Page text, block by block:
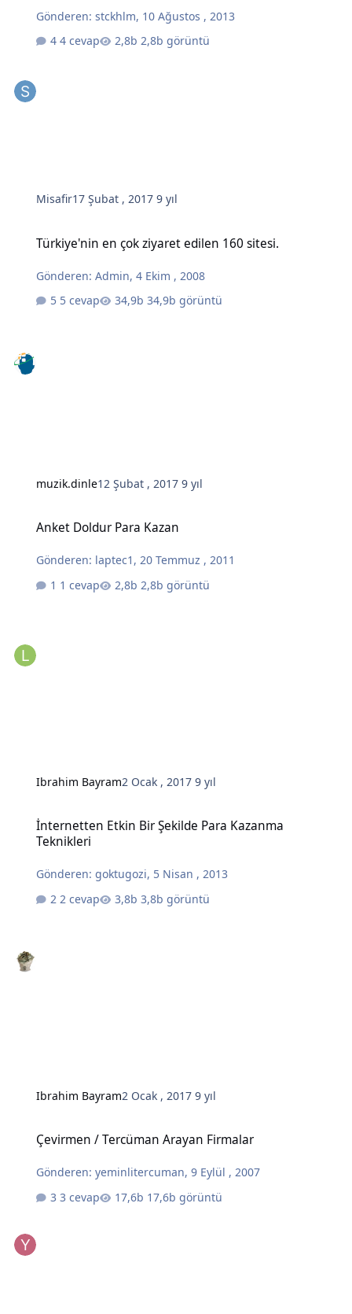
Gönderen:stckhlm, 10 Ağustos , 2013
4 cevap
2,8b görüntü
Misafir17 Şubat , 20179 yıl
Türkiye'nin en çok ziyaret edilen 160 sitesi.
Gönderen:Admin,4 Ekim , 2008
5 cevap
34,9b görüntü
muzik.dinle12 Şubat , 20179 yıl
Anket Doldur Para Kazan
Gönderen: laptec1 ,20 Temmuz , 2011
1 cevap
2,8b görüntü
Ibrahim Bayram2 Ocak , 20179 yıl
İnternetten Etkin Bir Şekilde Para Kazanma
Teknikleri
Gönderen:goktugozi, 5 Nisan , 2013
2 cevap
3,8b görüntü
Ibrahim Bayram2 Ocak , 20179 yıl
Çevirmen / Tercüman Arayan Firmalar
Gönderen:yeminlitercuman,9 Eylül , 2007
3 cevap
17,6b görüntü